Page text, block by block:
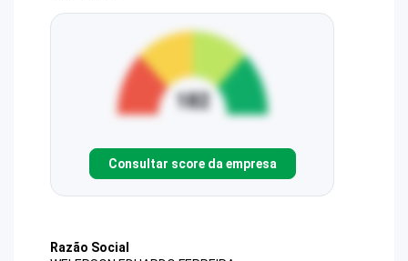
Consultar score da empresa
Razão Social